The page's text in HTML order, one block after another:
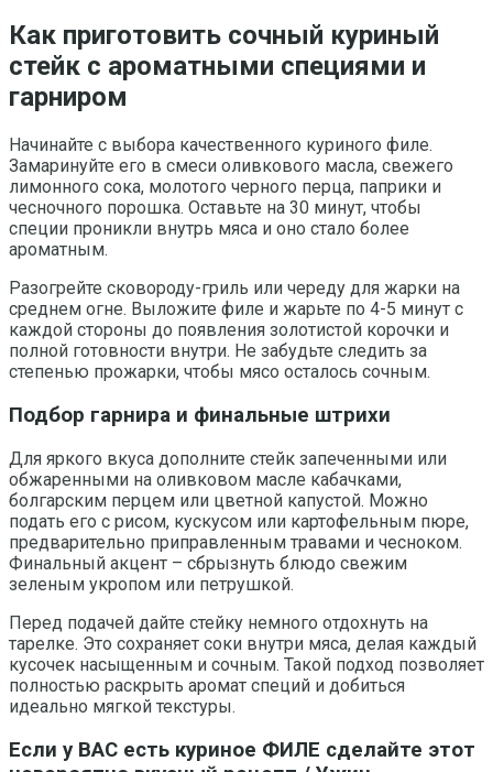
Как приготовить сочный куриный
стейк с ароматными специями и
гарниром
Начинайте с выбора качественного куриного филе.
Замаринуйте его в смеси оливкового масла, свежего
лимонного сока, молотого черного перца, паприки и
чесночного порошка. Оставьте на 30 минут, чтобы
специи проникли внутрь мяса и оно стало более
ароматным.
Разогрейте сковороду-гриль или череду для жарки на
среднем огне. Выложите филе и жарьте по 4-5 минут с
каждой стороны до появления золотистой корочки и
полной готовности внутри. Не забудьте следить за
степенью прожарки, чтобы мясо осталось сочным.
Подбор гарнира и финальные штрихи
Для яркого вкуса дополните стейк запеченными или
обжаренными на оливковом масле кабачками,
болгарским перцем или цветной капустой. Можно
подать его с рисом, кускусом или картофельным пюре,
предварительно приправленным травами и чесноком.
Финальный акцент – сбрызнуть блюдо свежим
зеленым укропом или петрушкой.
Перед подачей дайте стейку немного отдохнуть на
тарелке. Это сохраняет соки внутри мяса, делая каждый
кусочек насыщенным и сочным. Такой подход позволяет
полностью раскрыть аромат специй и добиться
идеально мягкой текстуры.
Если у ВАС есть куриное ФИЛЕ сделайте этот